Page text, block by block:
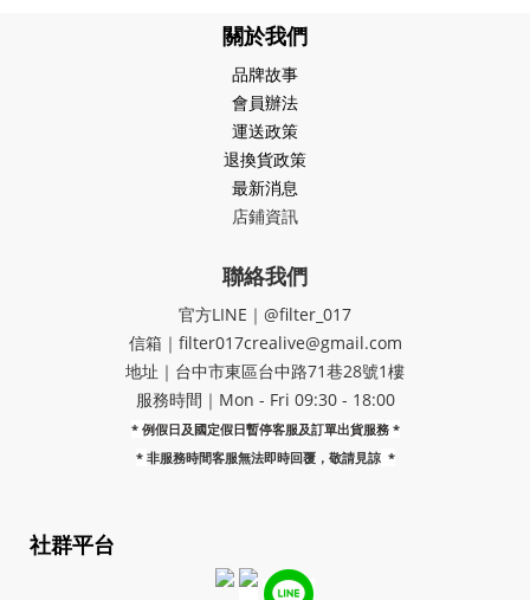
關於我們
品牌故事
會員辦法
運送政策
退換貨政策
最新消息
店鋪資訊
聯絡我們
官方LINE｜@filter_017
信箱｜filter017crealive@gmail.com
地址｜​台中市東區台中路71巷28號1樓
服務時間｜Mon - Fri 09:30 - 18:00
* 例假日及國定假日暫停客服及訂單出貨服務 *
* 非服務時間客服無法即時回覆，敬請見諒 *
社群平台